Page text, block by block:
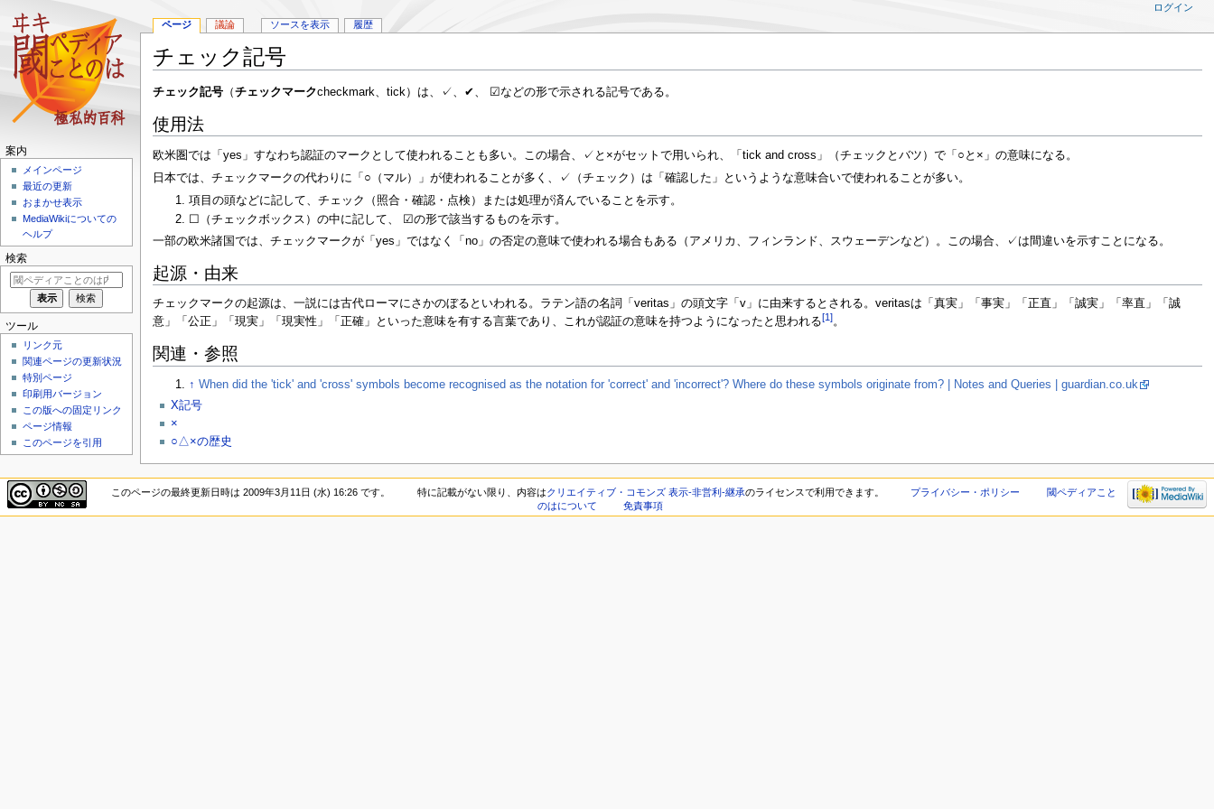
チェック記号
ナ
ゲ
シ
ョ
検
に
動
チェック記号（チェックマークcheckmark、tick）は、 ✓ 、 ✔、 ☑などの形で示される記号である。
使用法
欧米圏では「yes」すなわち認証のマークとして使われることも多い。この場合、 ✓ と×がセットで用いられ、「tick and cross」（チェックとバツ）で「○と×」の意味になる。
日本では、チェックマークの代わりに「○（マル）」が使われることが多く、
✓
（チェック）は「確認した」というような意味合いで使われることが多い。
項目の頭などに記して、チェック（照合・確認・点検）または処理が済んでいることを示す。
☐ （チェックボックス）の中に記して、 ☑の形で該当するものを示す。
一部の欧米諸国では、チェックマークが「yes」ではなく「no」の否定の意味で使われる場合もある（アメリカ、フィンランド、スウェーデンなど）。この場合、
✓は間違いを示すことになる。
起源・由来
チェックマークの起源は、一説には古代ローマにさかのぼるといわれる。ラテン語の名詞「veritas」の頭文字「v」に由来するとされる。veritasは「真実」「事実」「正直」「誠実」「率直」「誠
意」「公正」「現実」「現実性」「正確」といった意味を有する言葉であり、これが認証の意味を持つようになったと思われる[1]。
関連・参照
↑ When did the 'tick' and 'cross' symbols become recognised as the notation for 'correct' and 'incorrect'? Where do these symbols originate from? | Notes and Queries | guardian.co.uk
X記号
×
○△×の歴史
ページ 議論 ソースを表示 履歴
ログイン
案内
メインページ
最近の更新
おまかせ表示
MediaWikiについての
ヘルプ
検索
ツール
リンク元
関連ページの更新状況
特別ページ
印刷用バージョン
この版への固定リンク
ページ情報
このページを引用
このページの最終更新日時は 2009年3月11日 (水) 16:26 です。 特に記載がない限り、内容はクリエイティブ・コモンズ 表示-非営利-継承のライセンスで利用できます。 プライバシー・ポリシー
閾ペディアこと
のはについて
免責事項